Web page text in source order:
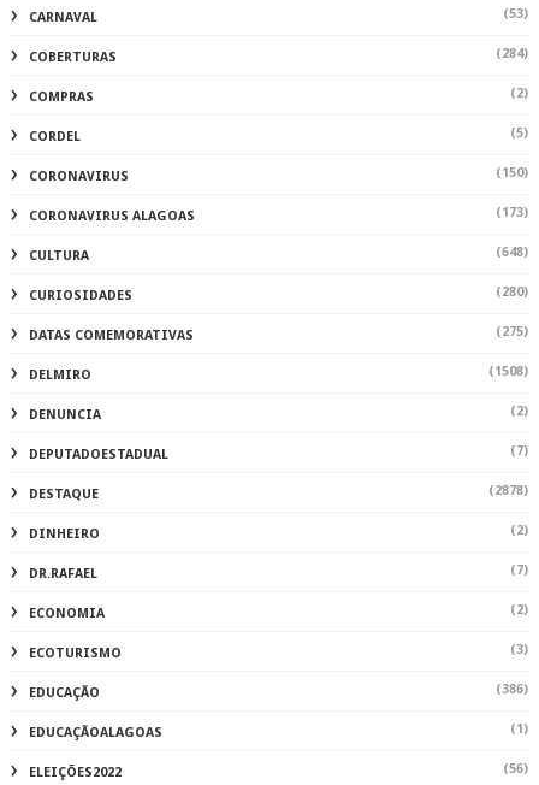
CARNAVAL (53)
COBERTURAS (284)
COMPRAS (2)
CORDEL (5)
CORONAVIRUS (150)
CORONAVIRUS ALAGOAS (173)
CULTURA (648)
CURIOSIDADES (280)
DATAS COMEMORATIVAS (275)
DELMIRO (1508)
DENUNCIA (2)
DEPUTADOESTADUAL (7)
DESTAQUE (2878)
DINHEIRO (2)
DR.RAFAEL (7)
ECONOMIA (2)
ECOTURISMO (3)
EDUCAÇÃO (386)
EDUCAÇÃOALAGOAS (1)
ELEIÇÕES2022 (56)